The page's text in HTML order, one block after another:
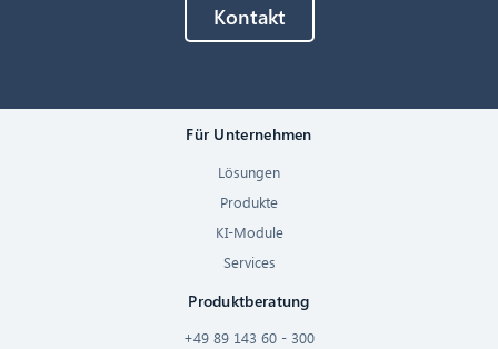
Kontakt
Für Unternehmen
Lösungen
Produkte
KI-Module
Services
Produktberatung
+49 89 143 60 - 300